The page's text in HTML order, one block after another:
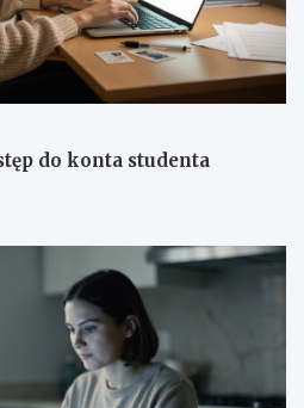
do konta studenta